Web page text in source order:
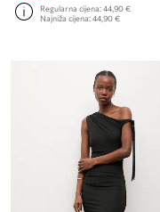
Regularna cijena:44,90 €
Najniža cijena:44,90 €